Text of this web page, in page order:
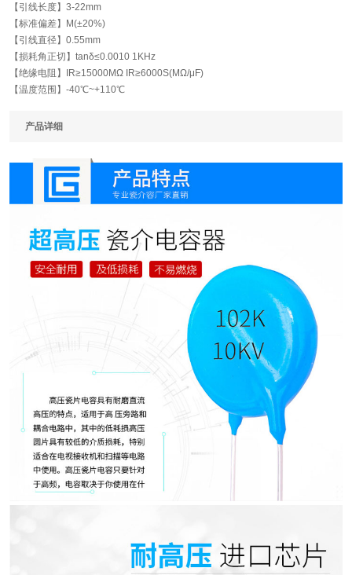
【引线长度】 3-22mm
【标准偏差】
M(±20%)
【引线直径】 0.55mm
【损耗角正切】 tanδ≤0.0010 1KHz
【绝缘电阻】
IR≥15000MΩ IR≥6000S(MΩ/μF)
【温度范围】 -40℃~+110℃
产品详细